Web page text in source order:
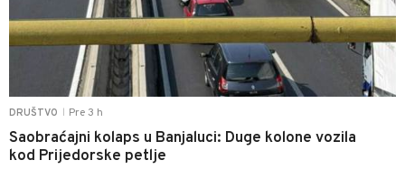
DRUŠTVO Pre 3 h
Saobraćajni kolaps u Banjaluci: Duge kolone vozila
kod Prijedorske petlje